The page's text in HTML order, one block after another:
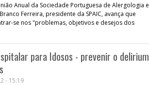
Anual da Sociedade Portuguesa de Alergologia e
Ferreira, presidente da SPAIC, avança que
se nos "problemas, objetivos e desejos dos
para Idosos - prevenir o delirium
- 15:19